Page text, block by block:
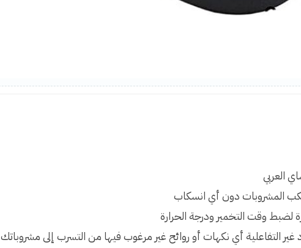
العربي
المشروبات دون أي انسكاب
لضبط وقت التخمير ودرجة الحرارة
غير التفاعلية أي نكهات أو روائح غير مرغوب فيها من التسرب إلى مشروباتك